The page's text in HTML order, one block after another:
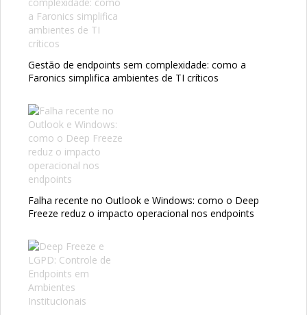
Gestão de endpoints sem complexidade: como a
Faronics simplifica ambientes de TI críticos
Falha recente no Outlook e Windows: como o Deep
Freeze reduz o impacto operacional nos endpoints